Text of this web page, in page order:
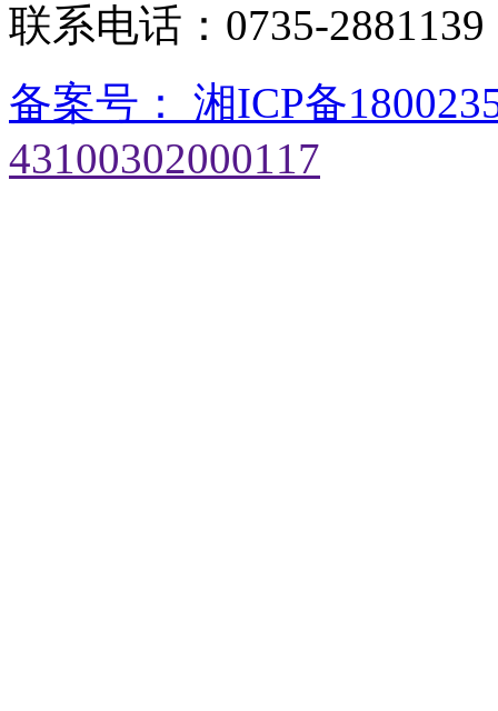
联系电话：0735-
备案号： 湘ICP备
43100302000117